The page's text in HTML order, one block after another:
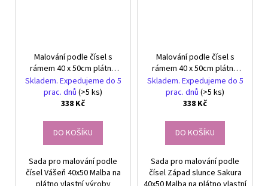
Malování podle čísel s
rámem 40 x 50cm plátno
Vášeň
Skladem. Expedujeme do 5
prac. dnů (>5 ks)
338 Kč
DO KOŠÍKU
Sada pro malování podle
čísel Vášeň 40x50 Malba na
Malování podle čísel s
rámem 40 x 50cm plátno
Západ slunce Sakura
strom
Skladem. Expedujeme do 5
prac. dnů (>5 ks)
338 Kč
DO KOŠÍKU
Sada pro malování podle
čísel Západ slunce Sakura